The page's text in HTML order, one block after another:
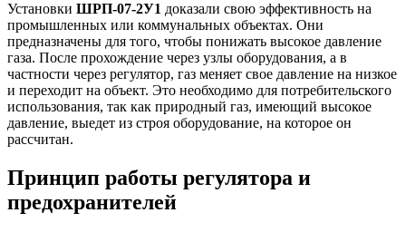
Установки ШРП-07-2У1 доказали свою эффективность на
промышленных или коммунальных объектах. Они
предназначены для того, чтобы понижать высокое давление
газа. После прохождение через узлы оборудования, а в
частности через регулятор, газ меняет свое давление на низкое
и переходит на объект. Это необходимо для потребительского
использования, так как природный газ, имеющий высокое
давление, выедет из строя оборудование, на которое он
рассчитан.
Принцип работы регулятора и
предохранителей